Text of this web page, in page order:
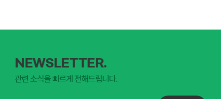
케
이
NEWSLETTER.
관련 소식을 빠르게 전해드립니다.